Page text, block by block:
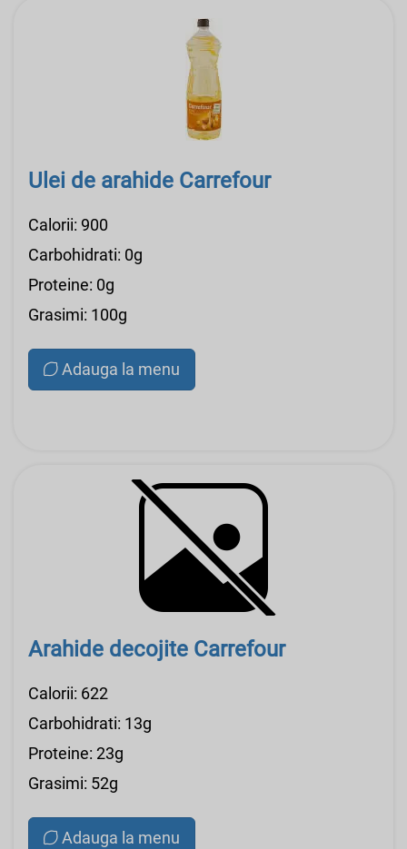
Ulei de arahide Carrefour
Calorii: 900
Carbohidrati: 0g
Proteine: 0g
Grasimi: 100g
Adauga la menu
Arahide decojite Carrefour
Calorii: 622
Carbohidrati: 13g
Proteine: 23g
Grasimi: 52g
Adauga la menu